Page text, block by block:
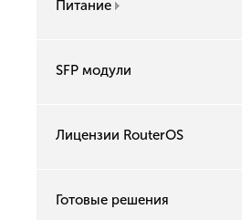
Питание
SFP модули
Лицензии RouterOS
Готовые решения